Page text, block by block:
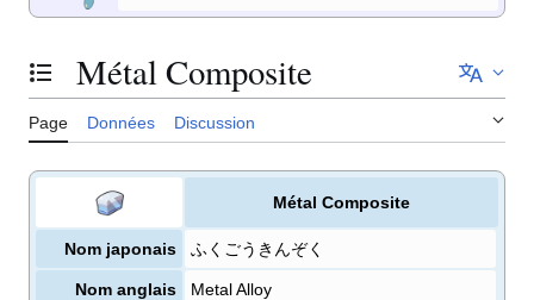
Basculer la table des matières
Métal Composite
Page Données Discussion
Métal Composite
Nom japonais ふくごうきんぞく
Nom anglais Metal Alloy